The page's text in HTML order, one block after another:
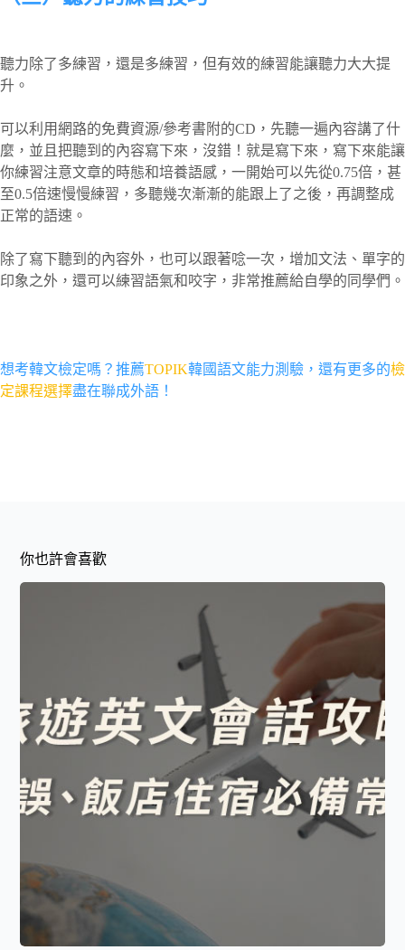
聽力除了多練習，還是多練習，但有效的練習能讓聽力大大提
升。
可以利用網路的免費資源/參考書附的CD，先聽一遍內容講了什
麼，並且把聽到的內容寫下來，沒錯！就是寫下來，寫下來能讓
你練習注意文章的時態和培養語感，一開始可以先從0.75倍，甚
至0.5倍速慢慢練習，多聽幾次漸漸的能跟上了之後，再調整成
正常的語速。
除了寫下聽到的內容外，也可以跟著唸一次，增加文法、單字的
印象之外，還可以練習語氣和咬字，非常推薦給自學的同學們。
想考韓文檢定嗎？推薦TOPIK韓國語文能力測驗，還有更多的檢
定課程選擇盡在聯成外語！
你也許會喜歡